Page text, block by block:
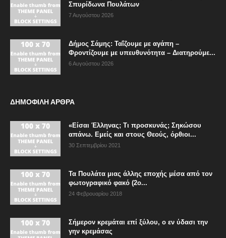
Σπυρίδωνα Πουλάτων
7 Αυγούστου 2026
Δήμος Σάμης: Ταΐζουμε με αγάπη –
Φροντίζουμε με υπευθυνότητα – Διατηρούμε...
6 Αυγούστου 2026
ΔΗΜΟΦΙΛΗ ΑΡΘΡΑ
«Είσαι Έλληνας; Τι προσκυνάς; Σηκώσου
απάνω. Εμείς και στους Θεούς, όρθιοι...
30 Σεπτεμβρίου 2021
Τα Πουλάτα μιας άλλης εποχής μέσα από τον
φωτογραφικό φακό (2ο...
24 Φεβρουαρίου 2018
Σήμερον κρεμάται επί ξύλου, ο εν ύδασι την
γην κρεμάσας